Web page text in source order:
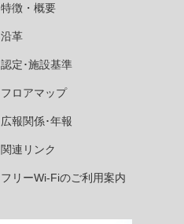
特徴・概要
沿革
認定･施設基準
フロアマップ
広報関係･年報
関連リンク
フリーWi-Fiのご利用案内